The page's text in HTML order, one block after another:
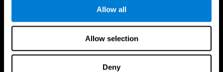
Allow all
Allow selection
Deny
Nous suivre